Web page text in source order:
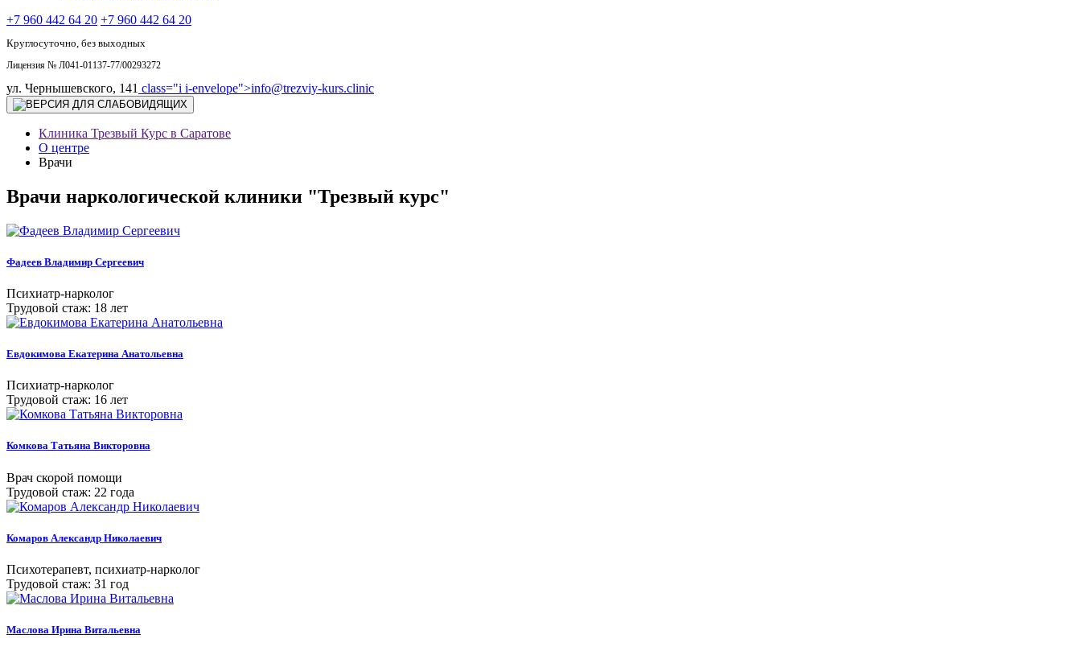
+7 960 442 64 20 +7 960 442 64 20
Круглосуточно, без выходных
Лицензия № Л041-01137-77/00293272
ул. Чернышевского, 141 class="i i-envelope">info@trezviy-kurs.clinic
Клиника Трезвый Курс в Саратове
О центре
Врачи
Врачи наркологической клиники "Трезвый курс"
Фадеев Владимир Сергеевич
Психиатр-нарколог
Трудовой стаж: 18 лет
Евдокимова Екатерина Анатольевна
Психиатр-нарколог
Трудовой стаж: 16 лет
Комкова Татьяна Викторовна
Врач скорой помощи
Трудовой стаж: 22 года
Комаров Александр Николаевич
Психотерапевт, психиатр-нарколог
Трудовой стаж: 31 год
Маслова Ирина Витальевна